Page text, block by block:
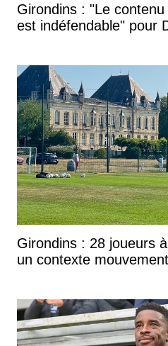
Girondins : "Le
est indéfendable" pour
Girondins : 28 joueurs
un contexte